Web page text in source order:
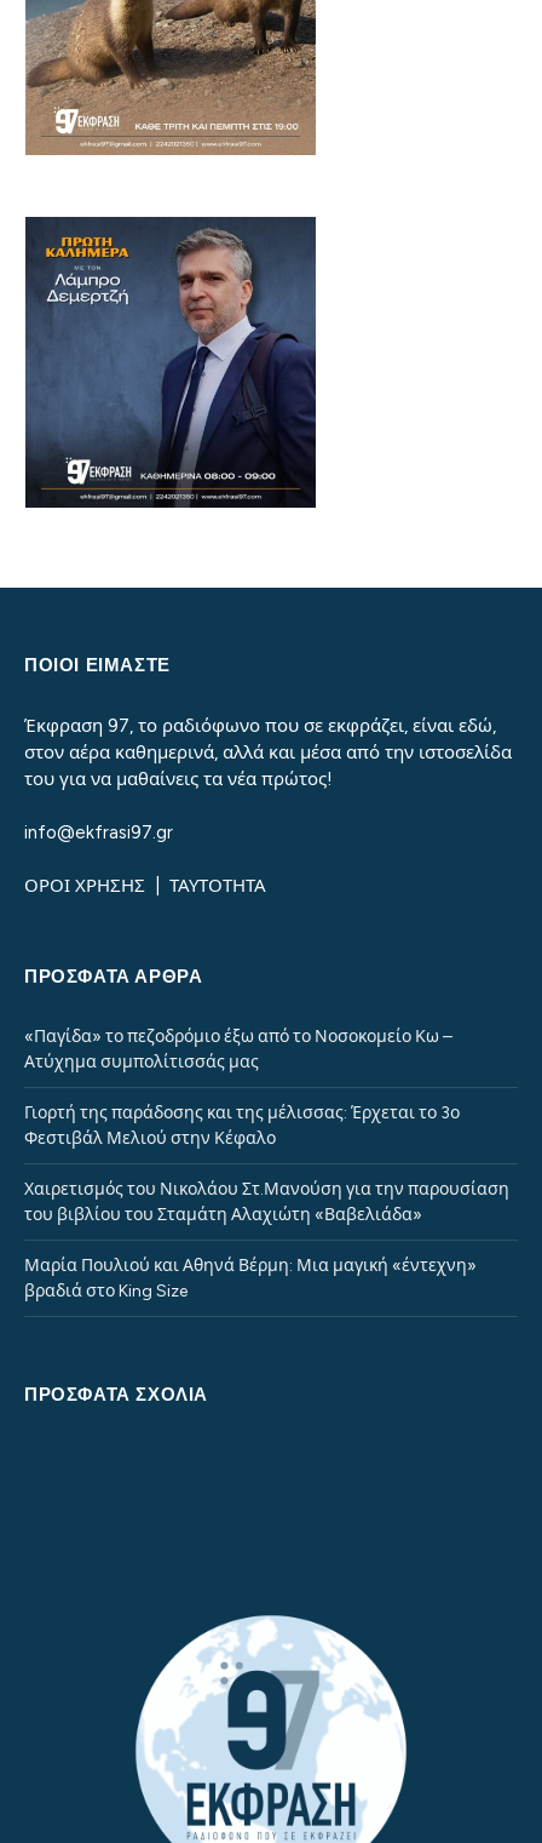
ΠΟΙΟΙ ΕΙΜΑΣΤΕ
Έκφραση 97, το ραδιόφωνο που σε εκφράζει, είναι εδώ,
στον αέρα καθημερινά, αλλά και μέσα από την ιστοσελίδα
του για να μαθαίνεις τα νέα πρώτος!
info@ekfrasi97.gr
ΟΡΟΙ ΧΡΗΣΗΣ ΤΑΥΤΟΤΗΤΑ
ΠΡΌΣΦΑΤΑ ΆΡΘΡΑ
«Παγίδα» το πεζοδρόμιο έξω από το Νοσοκομείο Κω –
Ατύχημα συμπολίτισσάς μας
Γιορτή της παράδοσης και της μέλισσας: Έρχεται το 3ο
Φεστιβάλ Μελιού στην Κέφαλο
Χαιρετισμός του Νικολάου Στ.Μανούση για την παρουσίαση
του βιβλίου του Σταμάτη Αλαχιώτη «Βαβελιάδα»
Μαρία Πουλιού και Αθηνά Βέρμη: Μια μαγική «έντεχνη»
βραδιά στο King Size
ΠΡΌΣΦΑΤΑ ΣΧΌΛΙΑ